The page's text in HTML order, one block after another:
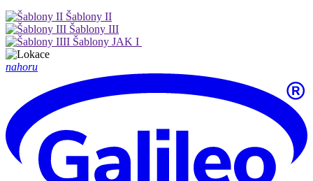
Šablony II
Šablony III
Šablony JAK I
nahoru